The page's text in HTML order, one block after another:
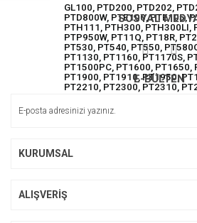
GL100, PTD200, PTD202,
PTD800W, PTE100, PTE105,
PTH111, PTH300, PTH300LI,
PTP950W, PT11Q, PT18R,
PT530, PT540, PT550,
PT1130, PT1160, PT1170S,
PT1500PC, PT1600, PT1650,
PT1900, PT1910, PT1950,
PT2210, PT2300, PT2310,
PT2730, PT2730VP,
Bu ürüne ilk yorumu siz
Yorum Yaz
kullanarak tarafımıza iletebilirsiniz.
Görüş ve önerileriniz için teşekkür ederiz.
Ürün resmi kalitesiz, bozuk veya
Ürün açıklamasında eksik bilgiler
SOSYAL
E-BÜLTEN
KURUMSAL
ALIŞVERİŞ